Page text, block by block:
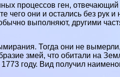
процессов ген,
чего они и остались без рук
выполняют, другими
Тогда они не
змей, что обитали на
году. Вид получил